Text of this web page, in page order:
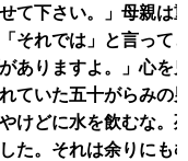
て下さい。」母親は
それでは」と言って
ありますよ。」心を
ていた五十がらみの
けどに水を飲むな。
た。それは余りにも